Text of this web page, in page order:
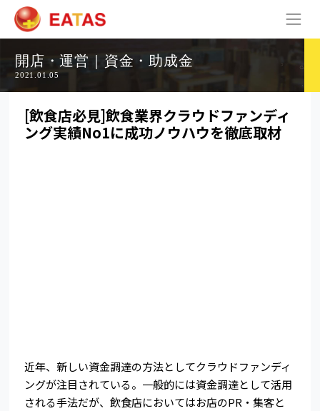
開店・運営｜資金・助成金
2021.01.05
[飲食店必見]飲食業界クラウドファンディ
ング実績No1に成功ノウハウを徹底取材
近年、新しい資金調達の方法としてクラウドファンディ
ングが注目されている。一般的には資金調達として活用
される手法だが、飲食店においてはお店のPR・集客と